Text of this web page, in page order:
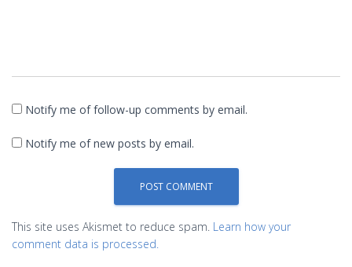
Notify me of follow-up comments by email.
Notify me of new posts by email.
This site uses Akismet to reduce spam. Learn how your
comment data is processed.